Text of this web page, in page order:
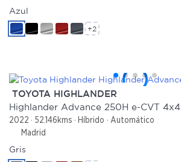
Azul
+2
TOYOTA HIGHLANDER
Highlander Advance 250H e-CVT 4x4
2022 52.146kms Híbrido
Automático
Madrid
Gris